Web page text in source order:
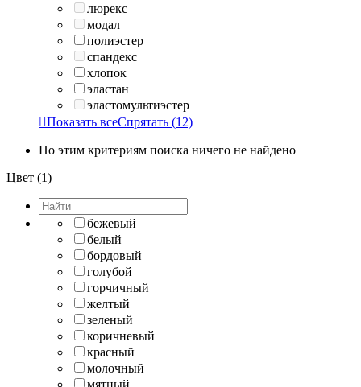
люрекс
модал
полиэстер
спандекс
хлопок
эластан
эластомультиэстер
Показать всеСпрятать (12)
По этим критериям поиска ничего не найдено
Цвет (1)
бежевый
белый
бордовый
голубой
горчичный
желтый
зеленый
коричневый
красный
молочный
мятный